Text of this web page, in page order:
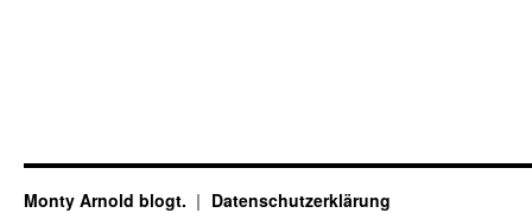
Monty Arnold blogt. Datenschutz­erklärung